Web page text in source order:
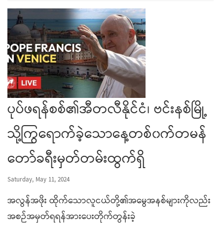
ပုပ်ဖရန်စစ်၏အီတလီနိုင်ငံ၊ ဗင်းနစ်မြို့
သို့ကြွရောက်ခဲ့သောနေ့တစ်၀က်တမန်
တော်ခရီးမှတ်တမ်းထွက်ရှိ
Saturday, May 11, 2024
အလွန်အဖိုး ထိုက်သောလူငယ်တို့၏အမွေအနစ်များကိုလည်း
အစဉ်အမှတ်ရရန်အားပေးတိုက်တွန်းခဲ့